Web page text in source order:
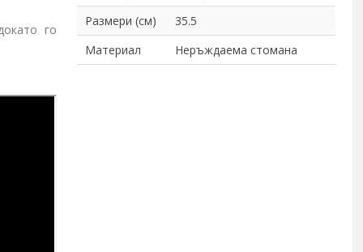
го
Размери (см)
35.5
Материал
Неръждаема стомана